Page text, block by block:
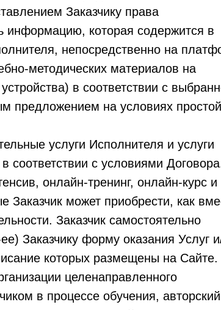
Заказчику права
информацию, которая содержится в
непосредственно на
методических материалов на
в соответствии с
предложением на условиях простой
услуги Исполнителя и услуги
соответствии с условиями
онлайн-тренинг, онлайн-курс и
Заказчик может приобрести, как
Заказчик самостоятельно
Заказчику форму оказания Услуг
которых размещены на Сайте.
целенаправленного
в процессе обучения, авторский